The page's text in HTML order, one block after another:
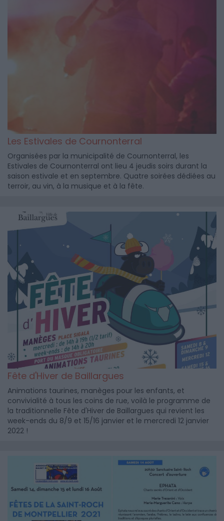
Les Estivales de Cournonterral
Organisées par la municipalité de Cournonterral, les
Estivales de Cournonterral ont lieu 4 jeudis soirs durant la
saison estivale et en septembre. Quatre soirées dédiées au
terroir, au vin, à la musique et à la fête.
Fête d'Hiver de Baillargues
Animations taurines, manèges pour les enfants, et
convivialité à tous les coins de rue, voilà le programme de
la traditionnelle Fête d'Hiver de Baillargues qui revient les
week-ends du 8/9 et 15/16 janvier et le mercredi 12 janvier
2022 !